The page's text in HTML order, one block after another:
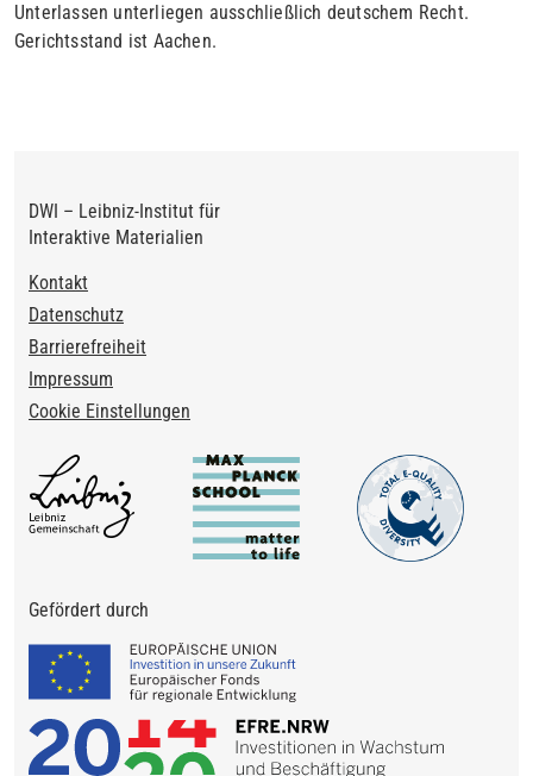
Unterlassen unterliegen ausschließlich deutschem Recht.
Gerichtsstand ist Aachen.
DWI – Leibniz-Institut für
Interaktive Materialien
Footer
Kontakt
Datenschutz
Barrierefreiheit
Impressum
Cookie Einstellungen
Gefördert durch